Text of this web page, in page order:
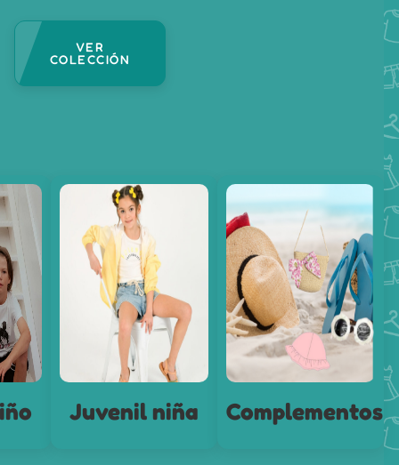
VER
COLECCIÓN
Juvenil niña Complementos